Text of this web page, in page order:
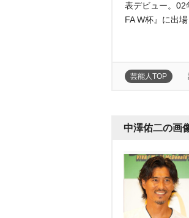
表デビュー。02
FA W杯』に出場
芸能人TOP
中澤佑二の画